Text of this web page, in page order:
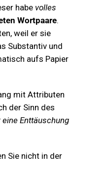
habe volles
Wortpaare.
weil er sie
Substantiv und
aufs Papier
mit Attributen
der Sinn des
eine Enttäuschung
Sie nicht in der